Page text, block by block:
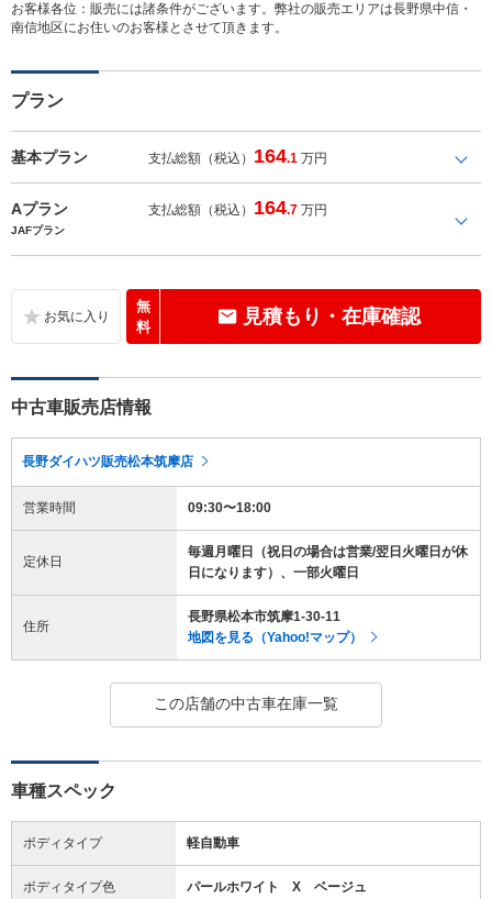
お客様各位：販売には諸条件がございます。弊社の販売エリアは長野県中信・
南信地区にお住いのお客様とさせて頂きます。
プラン
基本プラン 支払総額（税込） 164.1 万円
Aプラン 支払総額（税込） 164.7 万円
JAFプラン
無
料
見積もり・在庫確認
中古車販売店情報
長野ダイハツ販売松本筑摩店
営業時間 09:30〜18:00
定休日
毎週月曜日（祝日の場合は営業/翌日火曜日が休
日になります）、一部火曜日
住所
長野県松本市筑摩1-30-11
地図を見る（Yahoo!マップ）
この店舗の中古車在庫一覧
車種スペック
ボディタイプ 軽自動車
ボディタイプ色 パールホワイト X ベージュ